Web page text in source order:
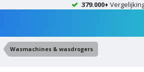
379.000+
Wasmachines & wasdrogers